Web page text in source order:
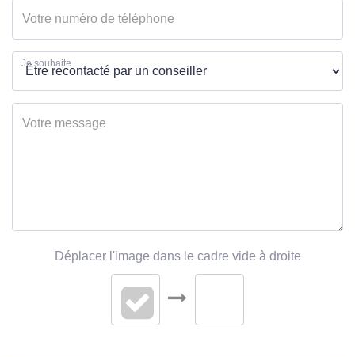
Je souhaite...
Déplacer l'image dans le cadre vide à droite